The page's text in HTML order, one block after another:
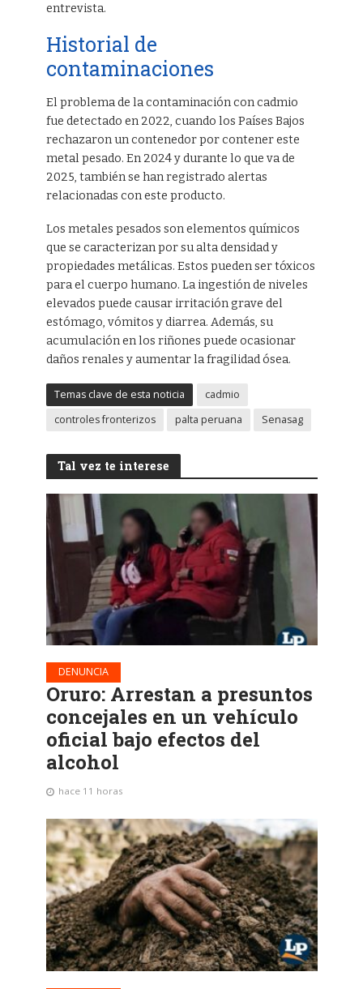
entrevista.
Historial de
contaminaciones
El problema de la contaminación con cadmio
fue detectado en 2022, cuando los Países Bajos
rechazaron un contenedor por contener este
metal pesado. En 2024 y durante lo que va de
2025, también se han registrado alertas
relacionadas con este producto.
Los metales pesados son elementos químicos
que se caracterizan por su alta densidad y
propiedades metálicas. Estos pueden ser tóxicos
para el cuerpo humano. La ingestión de niveles
elevados puede causar irritación grave del
estómago, vómitos y diarrea. Además, su
acumulación en los riñones puede ocasionar
daños renales y aumentar la fragilidad ósea.
Temas clave de esta noticia
cadmio
controles fronterizos
palta peruana Senasag
Tal vez te interese
DENUNCIA
Oruro: Arrestan a presuntos
concejales en un vehículo
oficial bajo efectos del
alcohol
hace 11 horas